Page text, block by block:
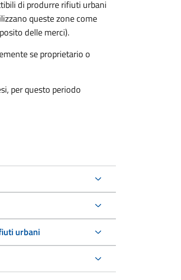
di produrre rifiuti urbani
queste zone come
delle merci).
se proprietario o
per questo periodo
urbani